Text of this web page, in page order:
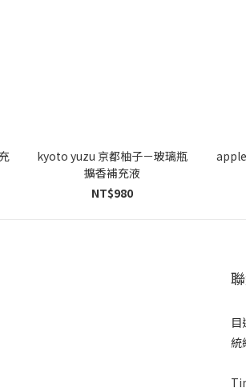
kyoto yuzu 京都柚子－玻璃瓶
擴香補充液
NT$980
目
統